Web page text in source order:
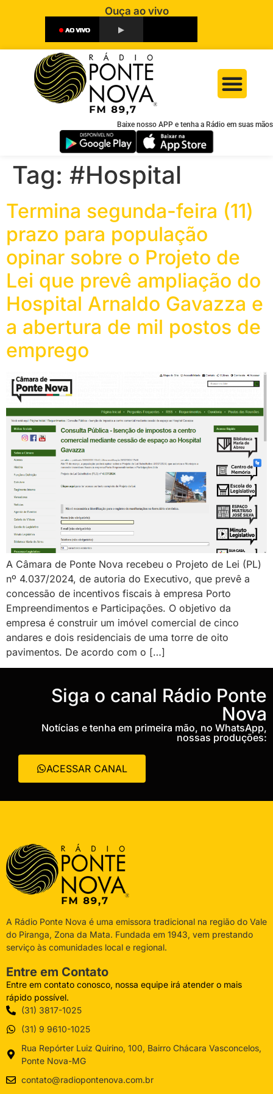
Ouça ao vivo
Baixe nosso APP e tenha a Rádio em suas mãos
Tag: #Hospital
Termina segunda-feira (11)
prazo para população
opinar sobre o Projeto de
Lei que prevê ampliação do
Hospital Arnaldo Gavazza e
a abertura de mil postos de
emprego
A Câmara de Ponte Nova recebeu o Projeto de Lei (PL)
nº 4.037/2024, de autoria do Executivo, que prevê a
concessão de incentivos fiscais à empresa Porto
Empreendimentos e Participações. O objetivo da
empresa é construir um imóvel comercial de cinco
andares e dois residenciais de uma torre de oito
pavimentos. De acordo com o […]
‎Siga o canal Rádio Ponte
Nova
Notícias e tenha em primeira mão, no WhatsApp,
nossas produções:
ACESSAR CANAL
A Rádio Ponte Nova é uma emissora tradicional na região do Vale
do Piranga, Zona da Mata. Fundada em 1943, vem prestando
serviço às comunidades local e regional.
Entre em Contato
Entre em contato conosco, nossa equipe irá atender o mais
rápido possível.
(31) 3817-1025
(31) 9 9610-1025
Rua Repórter Luiz Quirino, 100, Bairro Chácara Vasconcelos,
Ponte Nova-MG
contato@radiopontenova.com.br